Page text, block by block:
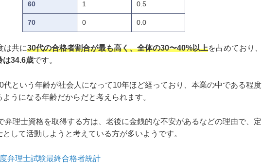
60 1 0.5
70 0 0.0
は共に30代の合格者割合が最も高く、全体の30〜40%以上を占めており、
は34.6歳です。
代という年齢が社会人になって10年ほど経っており、本業の中である程度
うになる年齢だからだと考えられます。
弁理士資格を取得する方は、老後に金銭的な不安があるなどの理由で、定
して活動しようと考えている方が多いようです。
弁理士試験最終合格者統計